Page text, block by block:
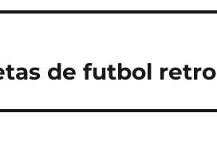
de futbol retro